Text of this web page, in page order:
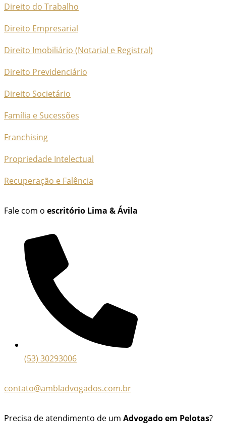
Direito do Trabalho
Direito Empresarial
Direito Imobiliário (Notarial e Registral)
Direito Previdenciário
Direito Societário
Família e Sucessões
Franchising
Propriedade Intelectual
Recuperação e Falência
Fale com o escritório Lima & Ávila
(53) 30293006
contato@ambladvogados.com.br
Precisa de atendimento de um Advogado em Pelotas?